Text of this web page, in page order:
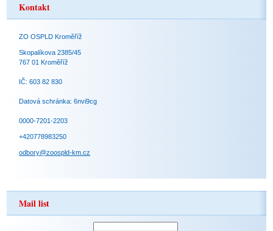
Kontakt
ZO OSPLD Kroměříž
Skopalíkova 2385/45
767 01 Kroměříž
IČ: 603 82 830
Datová schránka: 6nvi9cg
0000-7201-2203
+420778983250
odbory@zoospld-km.cz
Mail list